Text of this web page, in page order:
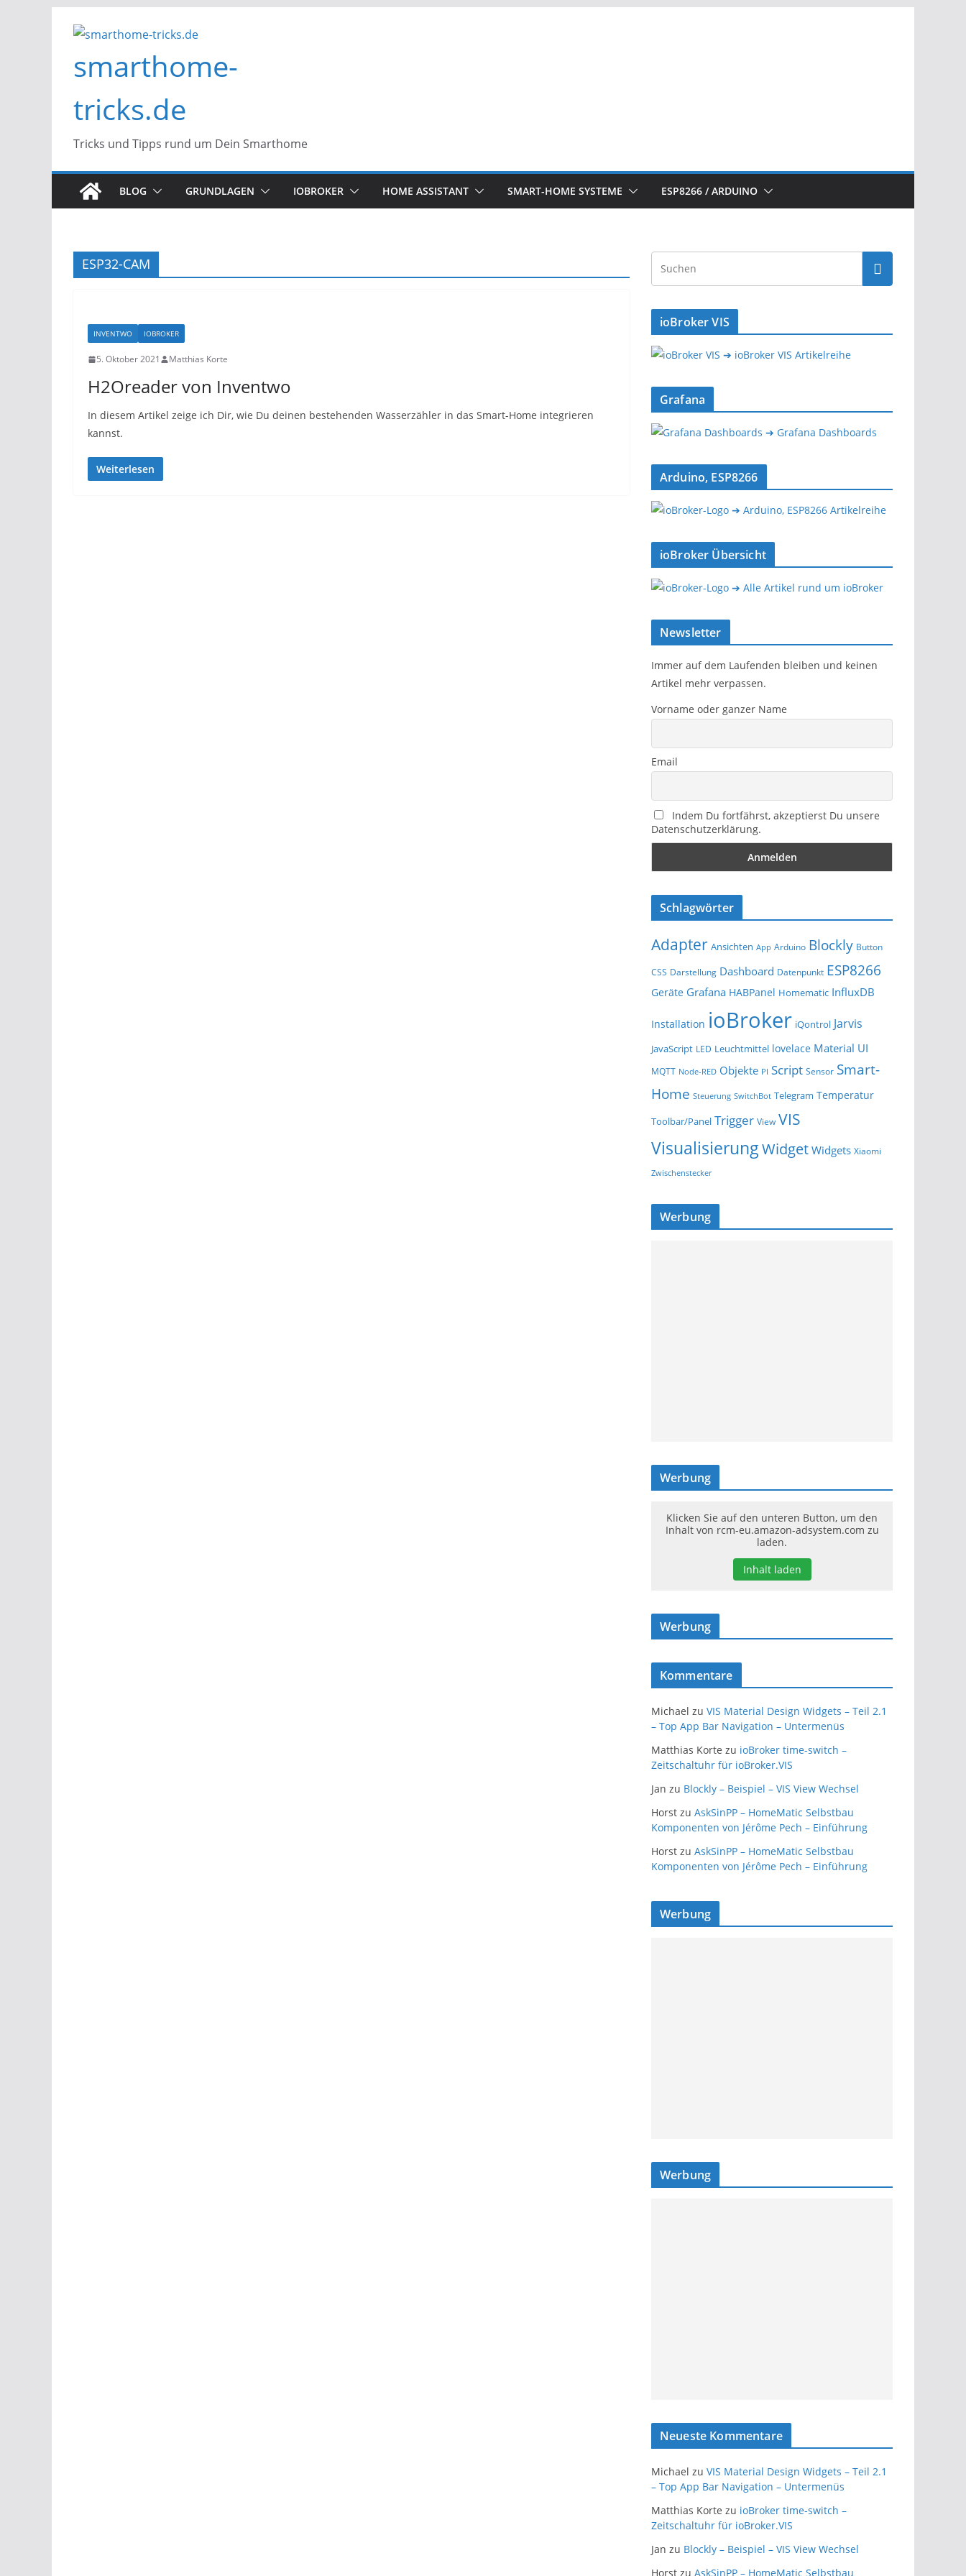
Inhalt
smarthome-
tricks.de
Tricks und Tipps rund um Dein Smarthome
BLOG GRUNDLAGEN IOBROKER HOME ASSISTANT SMART-HOME SYSTEME ESP8266 / ARDUINO
ESP32-CAM
INVENTWO IOBROKER
5. Oktober 2021 Matthias Korte
H2Oreader von Inventwo
In diesem Artikel zeige ich Dir, wie Du deinen bestehenden Wasserzähler in das Smart-Home integrieren
kannst.
Weiterlesen
ioBroker VIS
➔ ioBroker VIS Artikelreihe
Grafana
➔ Grafana Dashboards
Arduino, ESP8266
➔ Arduino, ESP8266 Artikelreihe
ioBroker Übersicht
➔ Alle Artikel rund um ioBroker
Newsletter
Immer auf dem Laufenden bleiben und keinen
Artikel mehr verpassen.
Vorname oder ganzer Name
Email
Indem Du fortfährst, akzeptierst Du unsere
Datenschutzerklärung.
Schlagwörter
Adapter Ansichten App Arduino Blockly Button
CSS Darstellung Dashboard Datenpunkt ESP8266
Geräte Grafana HABPanel Homematic InfluxDB
Installation ioBroker iQontrol Jarvis
JavaScript LED Leuchtmittel lovelace Material UI
MQTT Node-RED Objekte PI Script Sensor Smart-
Home Steuerung SwitchBot Telegram Temperatur
Toolbar/Panel Trigger View VIS
VisualisierungWidget Widgets Xiaomi
Zwischenstecker
Werbung
Werbung
Klicken Sie auf den unteren Button, um den
Inhalt von rcm-eu.amazon-adsystem.com zu
laden.
Inhalt laden
Werbung
Kommentare
Michael zu VIS Material Design Widgets – Teil 2.1
– Top App Bar Navigation – Untermenüs
Matthias Korte zu ioBroker time-switch –
Zeitschaltuhr für ioBroker.VIS
Jan zu Blockly – Beispiel – VIS View Wechsel
Horst zu AskSinPP – HomeMatic Selbstbau
Komponenten von Jérôme Pech – Einführung
Horst zu AskSinPP – HomeMatic Selbstbau
Komponenten von Jérôme Pech – Einführung
Werbung
Werbung
Neueste Kommentare
Michael zu VIS Material Design Widgets – Teil 2.1
– Top App Bar Navigation – Untermenüs
Matthias Korte zu ioBroker time-switch –
Zeitschaltuhr für ioBroker.VIS
Jan zu Blockly – Beispiel – VIS View Wechsel
Horst zu AskSinPP – HomeMatic Selbstbau